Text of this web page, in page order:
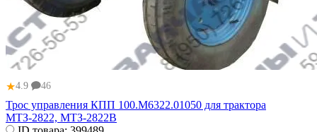
★4.9 46
Трос управления КПП 100.М6322.01050 для трактора
МТЗ-2822, МТЗ-2822В